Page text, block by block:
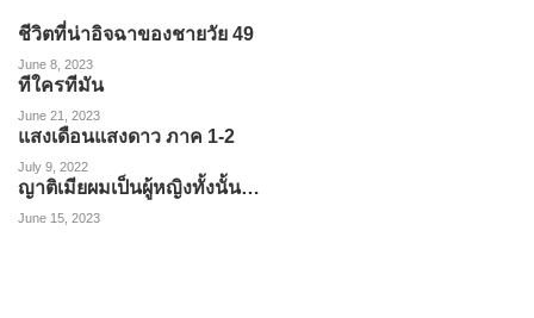
ชีวิตที่น่าอิจฉาของชายวัย 49
June 8, 2023
ทีใครทีมัน
June 21, 2023
แสงเดือนแสงดาว ภาค 1-2
July 9, 2022
ญาติเมียผมเป็นผู้หญิงทั้งนั้น…
June 15, 2023